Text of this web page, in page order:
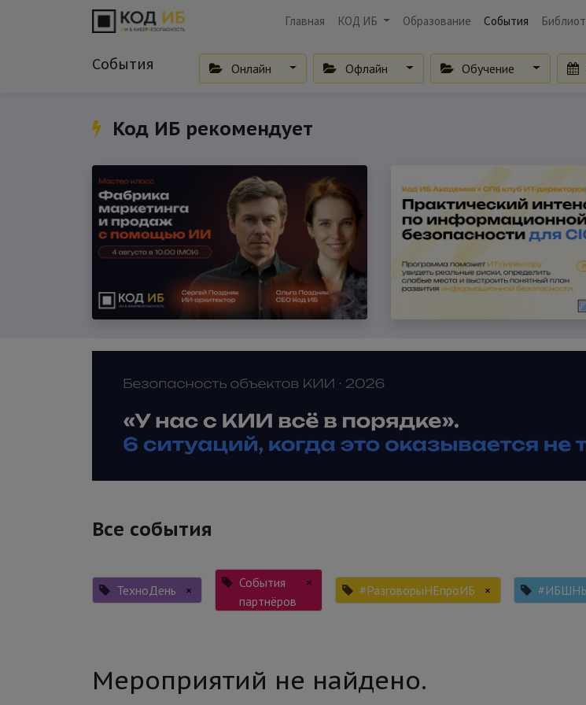
Главная КОД ИБ Образование События
События Онлайн Офлайн Обучение
Код ИБ рекомендует
Все события
ТехноДень ×
События
партнёров
× #РазговорыНЕпроИБ ×
Мероприятий не найдено.